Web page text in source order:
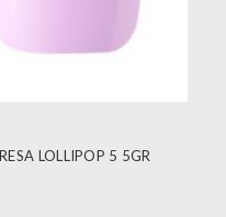
LOLLIPOP 5 5GR